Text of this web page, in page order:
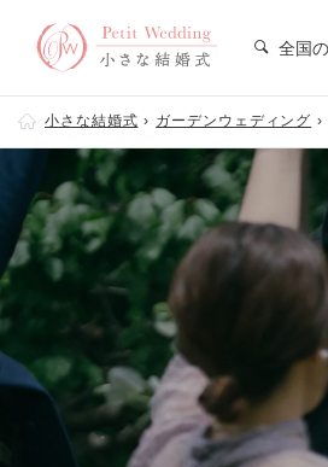
全国
小さな結婚式 ガーデンウェディング